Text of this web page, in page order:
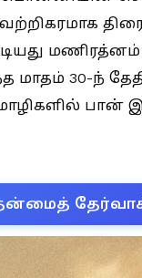
30-ந் தேதி
பான்